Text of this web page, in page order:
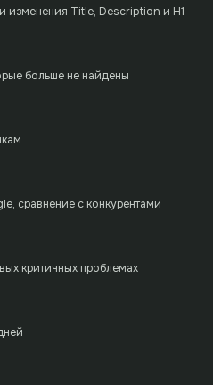
изменения Title, Description и H1
больше не найдены
сравнение с конкурентами
критичных проблемах